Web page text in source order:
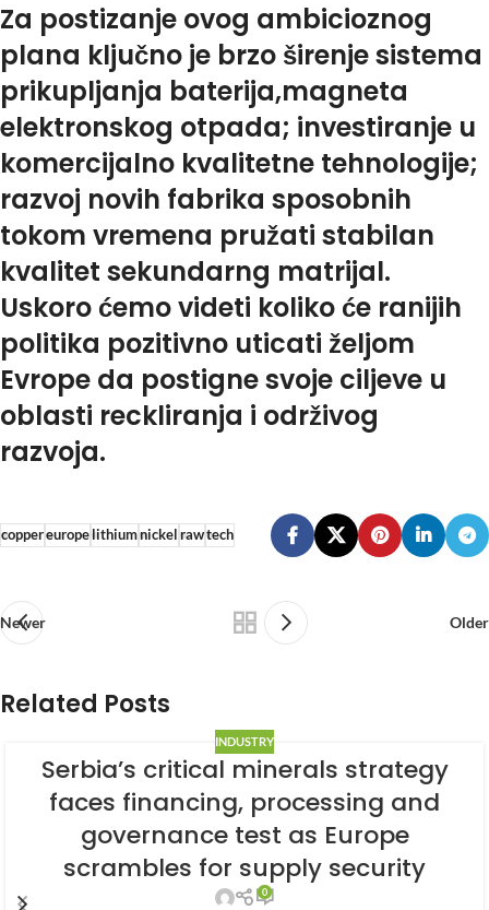
Za postizanje ovog ambicioznog
plana ključno je brzo širenje sistema
prikupljanja baterija,magneta
elektronskog otpada; investiranje u
komercijalno kvalitetne tehnologije;
razvoj novih fabrika sposobnih
tokom vremena pružati stabilan
kvalitet sekundarng matrijal.
Uskoro ćemo videti koliko će ranijih
politika pozitivno uticati željom
Evrope da postigne svoje ciljeve u
oblasti reckliranja i održivog
razvoja.
coppereuropelithiumnickel rawtech
Newer Older
Related Posts
INDUSTRY
Serbia’s critical minerals strategy
faces financing, processing and
governance test as Europe
scrambles for supply security
0